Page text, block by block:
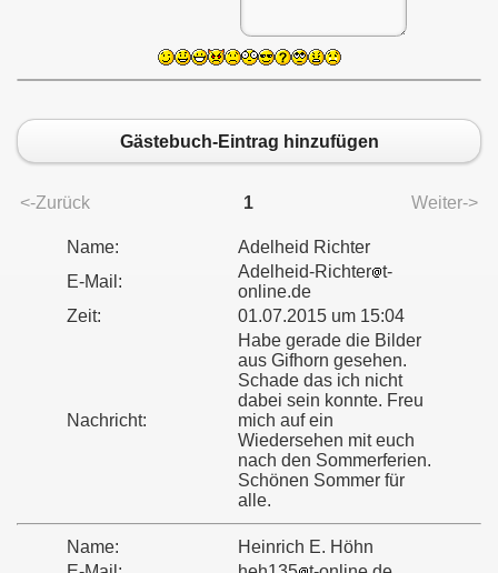
Gästebuch-Eintrag hinzufügen
<-Zurück 1 Weiter->
Name:
Adelheid Richter
E-Mail:
Adelheid-Richter t-
online.de
Zeit:
01.07.2015 um 15:04
Nachricht:
Habe gerade die Bilder
aus Gifhorn gesehen.
Schade das ich nicht
dabei sein konnte. Freu
mich auf ein
Wiedersehen mit euch
nach den Sommerferien.
Schönen Sommer für
alle.
Name:
Heinrich E. Höhn